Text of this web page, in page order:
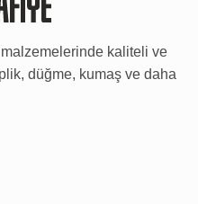
kaliteli ve
düğme, kumaş ve daha